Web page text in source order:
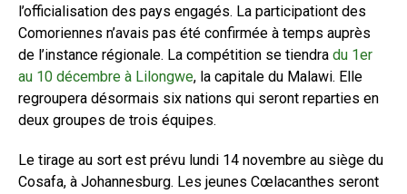
l’officialisation des pays engagés. La participationt des
Comoriennes n’avais pas été confirmée à temps auprès
de l’instance régionale. La compétition se tiendra du 1er
au 10 décembre à Lilongwe, la capitale du Malawi. Elle
regroupera désormais six nations qui seront reparties en
deux groupes de trois équipes.
Le tirage au sort est prévu lundi 14 novembre au siège du
Cosafa, à Johannesburg. Les jeunes Cœlacanthes seront